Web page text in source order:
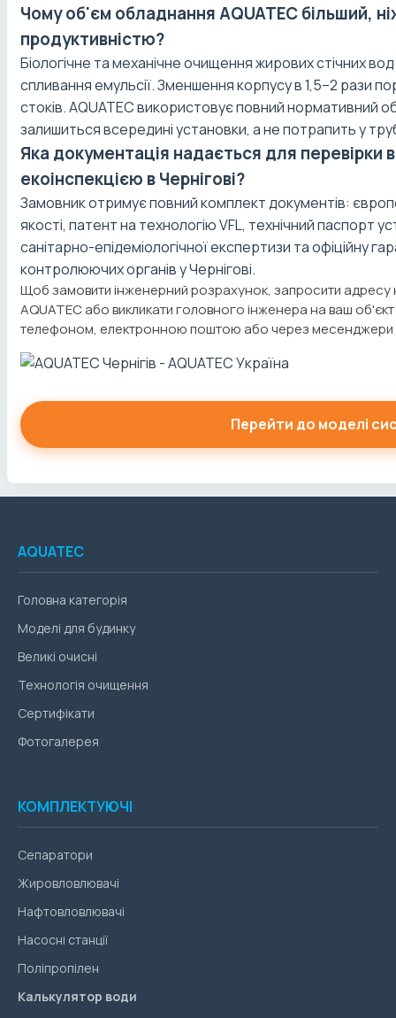
Чому об'єм обладнання AQUATEC більший,
продуктивністю?
Біологічне та механічне очищення жирових стічних
спливання емульсії. Зменшення корпусу в 1,5–2 рази
стоків. AQUATEC використовує повний нормативний
залишиться всередині установки, а не потрапить у
Яка документація надається для перевірки
екоінспекцією в Чернігові?
Замовник отримує повний комплект документів:
якості, патент на технологію VFL, технічний паспорт
санітарно-епідеміологічної експертизи та офіційну
контролюючих органів у Чернігові.
Щоб замовити інженерний розрахунок, запросити
AQUATEC або викликати головного інженера на ваш об'єкт
телефоном, електронною поштою або через месенджери
Перейти до моделі
AQUATEC
Головна категорія
Моделі для будинку
Великі очисні
Технологія очищення
Сертифікати
Фотогалерея
КОМПЛЕКТУЮЧІ
Сепаратори
Жировловлювачі
Нафтовловлювачі
Насосні станції
Поліпропілен
Калькулятор води